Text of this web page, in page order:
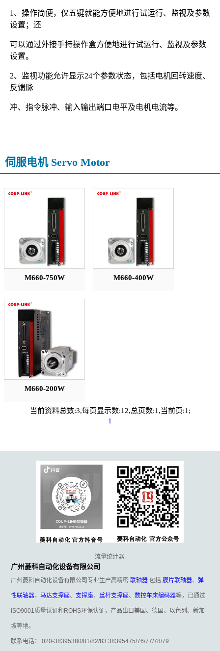
1、操作简便，仅五键就能方便地进行试运行、监视及参数
设置；还
可以通过外接手持操作盒方便地进行试运行、监视及参数
设置。
2、监视功能允许显示24个参数状态，包括电机回转速度、
反馈脉
冲、指令脉冲、输入输出端口电平及电机电流等。
伺服电机 Servo Motor
M660-750W M660-400W
M660-200W
当前资料总数:3,每页显示数:12,总页数:1,当前页:1;
1
流量统计器:
广州菱科自动化设备有限公司
广州菱科自动化设备有限公司专业生产高精密联轴器 包括膜片联轴器、弹
性联轴器、马达支撑座、 支撑座、 丝杆支撑座、数控车床编码器等，已通过
ISO9001质量认证和ROHS环保认证，产品出口美国、德国、以色列、新加
坡等地。
联系电话： 020-38395380/81/82/83 38395475/76/77/78/79